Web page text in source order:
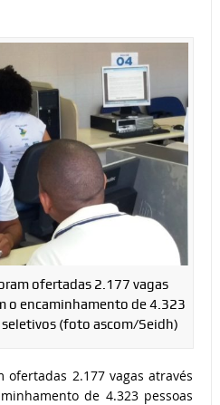
ofertadas 2.177 vagas
o encaminhamento de 4.323
seletivos (foto ascom/Seidh)
ofertadas 2.177 vagas através
de 4.323 pessoas